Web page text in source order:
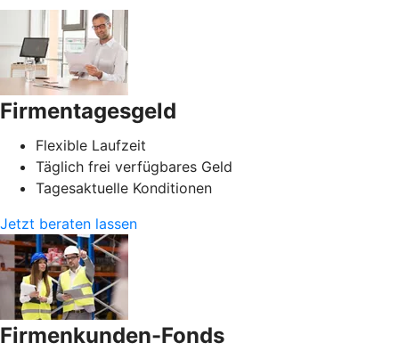
Firmentagesgeld
Flexible Laufzeit
Täglich frei verfügbares Geld
Tagesaktuelle Konditionen
Jetzt beraten lassen
Firmenkunden-Fonds